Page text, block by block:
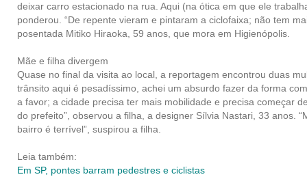
deixar carro estacionado na rua. Aqui (na ótica em que ele
ponderou. “De repente vieram e pintaram a ciclofaixa; não tem
posentada Mitiko Hiraoka, 59 anos, que mora em Higienópolis.
Mãe e filha divergem
Quase no final da visita ao local, a reportagem encontrou duas
trânsito aqui é pesadíssimo, achei um absurdo fazer da forma
a favor; a cidade precisa ter mais mobilidade e precisa começar
do prefeito”, observou a filha, a designer Sílvia Nastari, 33 anos.
bairro é terrível”, suspirou a filha.
Leia também:
Em SP, pontes barram pedestres e ciclistas